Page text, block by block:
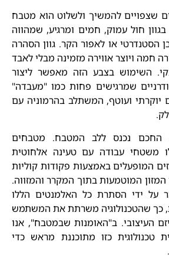
שצפויים להמשיך ולשלוט הוא מטבח
חול עמוק, חמים ומרגיע, שמהווה
הסטנדרטי או לאפור הקר. גוון הסהרה
חמה ויוצר אווירה מזמינה מבלי לאבד
השימוש בצבע הזה מאפשר ליצור
שמרגישים פחות כמו "מעבדה"
יוקרתי ועוטף, המשתלב בהרמוניה עם
החכם נכנס ללב המטבח. מטבחים
2026 יכללו משטחי עבודה עם טעינה אלחוטית
המופעלים באמצעות פקודות קוליות
המזון המוטמעות בתוך המקרר והמזווה.
על ידי הסתרת כל האלמנטים הללו
כך שהטכנולוגיה משרתת את המשתמש
העיצובי. ב"האומנות שבמטבח", אנו
טכנולוגית כזו מתוכננת מראש כדי